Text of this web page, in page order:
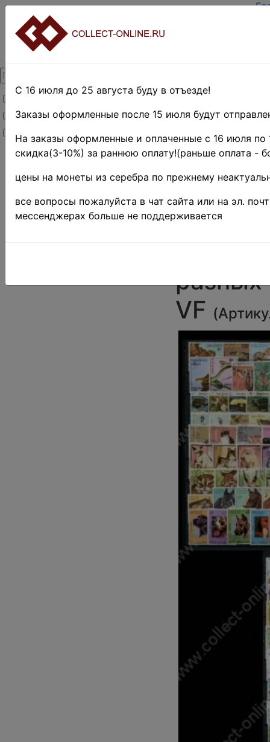
Товары со скидкой
Товары в наличии
Новинки
Главная»
Коллекции и
наборы
Тематические
наборы и
VF (
С 16 июля до 25 августа буду в отъезде!
Заказы оформленные после 15 июля будут
На заказы оформленные и оплаченные с 16 июля по
скидка(3-10%) за раннюю оплату!(раньше оплата -
цены на монеты из серебра по прежнему
все вопросы пожалуйста в чат сайта или на эл.
мессенджерах больше не поддерживается